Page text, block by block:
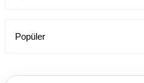
Popüler